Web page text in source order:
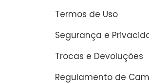
Termos de Uso
Segurança e
Trocas e Devoluções
Regulamento de